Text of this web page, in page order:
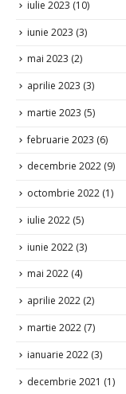
iulie 2023 (10)
iunie 2023 (3)
mai 2023 (2)
aprilie 2023 (3)
martie 2023 (5)
februarie 2023 (6)
decembrie 2022 (9)
octombrie 2022 (1)
iulie 2022 (5)
iunie 2022 (3)
mai 2022 (4)
aprilie 2022 (2)
martie 2022 (7)
ianuarie 2022 (3)
decembrie 2021 (1)